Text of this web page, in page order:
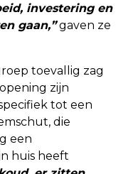
investering en
gaan,”gaven ze
toevallig zag
zijn
tot een
die
een
huis heeft